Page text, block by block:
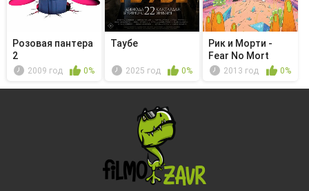
Розовая пантера
2
2009 год 0%
Таубе
2025 год 0%
Рик и Морти -
Fear No Mort
2013 год 0%